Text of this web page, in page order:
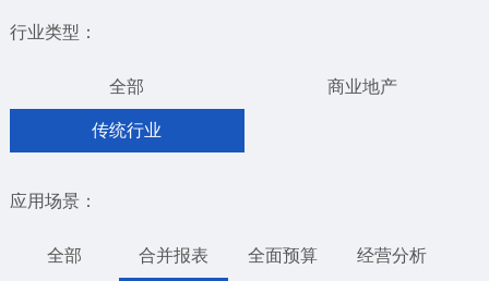
行业类型：
全部 商业地产
传统行业
应用场景：
全部 合并报表 全面预算 经营分析